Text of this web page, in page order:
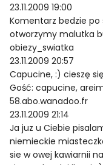
23.11.2009 19:00
Komentarz bedzie po
otworzymy malutka
obiezy_swiatka
23.11.2009 20:57
Capucine, :) cieszę
Gość: capucine,
58.abo.wanadoo.fr
23.11.2009 21:14
Ja juz u Ciebie
niemieckie
sie w owej kawiarnii